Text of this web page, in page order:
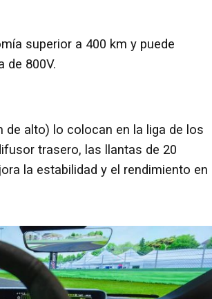
superior a 400 km y puede
de 800V.
de alto) lo colocan en la liga de los
trasero, las llantas de 20
la estabilidad y el rendimiento en